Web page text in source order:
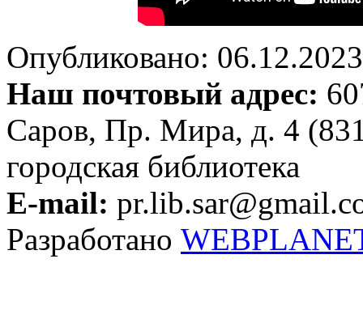
Опубликовано:
Наш почтовый адрес:
Саров, Пр. Мира, д. 4
городская библиотека
E-mail:
Разработано